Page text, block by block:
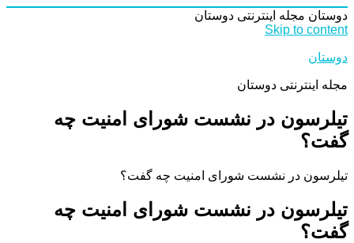
دوستان مجله اینترنتی دوستان
Skip to content
دوستان
مجله اینترنتی دوستان
تیلرسون در نشست شورای امنیت چه
گفت؟
تیلرسون در نشست شورای امنیت چه گفت؟
تیلرسون در نشست شورای امنیت چه
گفت؟